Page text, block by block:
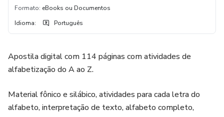
Formato: eBooks ou Documentos
Idioma: Português
Apostila digital com 114 páginas com atividades de
alfabetização do A ao Z.
Material fônico e silábico, atividades para cada letra do
alfabeto, interpretação de texto, alfabeto completo,